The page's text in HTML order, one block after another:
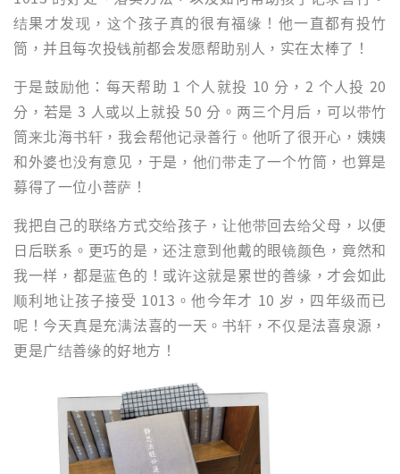
结果才发现，这个孩子真的很有福缘！他一直都有投竹
筒，并且每次投钱前都会发愿帮助别人，实在太棒了！
于是鼓励他：每天帮助 1 个人就投 10 分，2 个人投 20
分，若是 3 人或以上就投 50 分。两三个月后，可以带竹
筒来北海书轩，我会帮他记录善行。他听了很开心，姨姨
和外婆也没有意见，于是，他们带走了一个竹筒，也算是
募得了一位小菩萨！
我把自己的联络方式交给孩子，让他带回去给父母，以便
日后联系。更巧的是，还注意到他戴的眼镜颜色，竟然和
我一样，都是蓝色的！或许这就是累世的善缘，才会如此
顺利地让孩子接受 1013。他今年才 10 岁，四年级而已
呢！今天真是充满法喜的一天。书轩，不仅是法喜泉源，
更是广结善缘的好地方！